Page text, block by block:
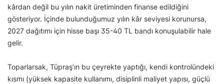
kârdan değil bu yılın nakit üretiminden finanse edildiğini
gösteriyor. İçinde bulunduğumuz yılın kâr seviyesi korunursa,
2027 dağıtımı için hisse başı 35-40 TL bandı konuşulabilir hale
gelir.
Toparlarsak, Tüpraş’ın bu çeyrekte yaptığı, kendi kontrolündeki
kısmı (yüksek kapasite kullanımı, disiplinli maliyet yapısı, güçlü